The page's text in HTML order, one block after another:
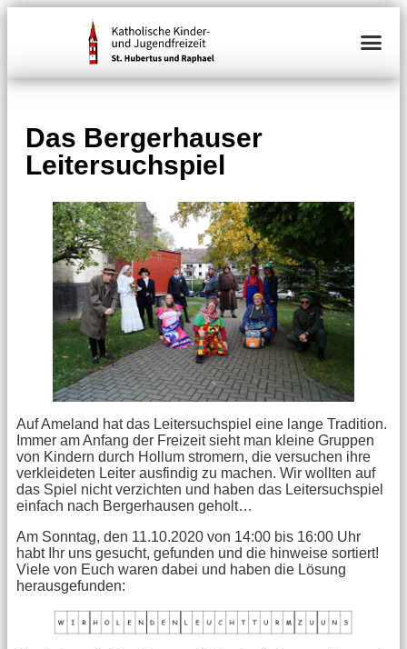
Das Bergerhauser
Leitersuchspiel
Auf Ameland hat das Leitersuchspiel eine lange Tradition.
Immer am Anfang der Freizeit sieht man kleine Gruppen
von Kindern durch Hollum stromern, die versuchen ihre
verkleideten Leiter ausfindig zu machen. Wir wollten auf
das Spiel nicht verzichten und haben das Leitersuchspiel
einfach nach Bergerhausen geholt…
Am Sonntag, den 11.10.2020 von 14:00 bis 16:00 Uhr
habt Ihr uns gesucht, gefunden und die hinweise sortiert!
Viele von Euch waren dabei und haben die Lösung
herausgefunden: